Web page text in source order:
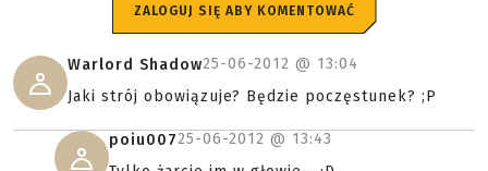
ZALOGUJ SIĘ ABY KOMENTOWAĆ
Warlord Shadow25-06-2012 @ 13:04
Jaki strój obowiązuje? Będzie poczęstunek? ;P
poiu00725-06-2012 @ 13:43